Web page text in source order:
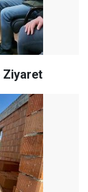
Ziyaret